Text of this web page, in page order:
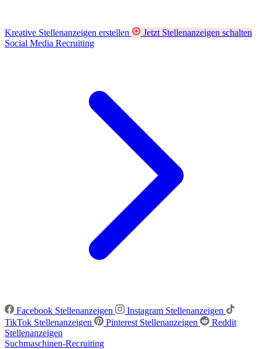
Kreative Stellenanzeigen erstellen
Jetzt Stellenanzeigen schalten
Social Media Recruiting
Facebook Stellenanzeigen
Instagram Stellenanzeigen
TikTok Stellenanzeigen
Pinterest Stellenanzeigen
Reddit
Stellenanzeigen
Suchmaschinen-Recruiting